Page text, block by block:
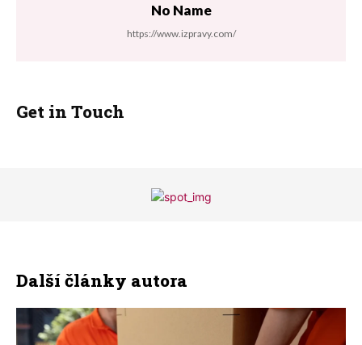
No Name
https://www.izpravy.com/
Get in Touch
Další články autora